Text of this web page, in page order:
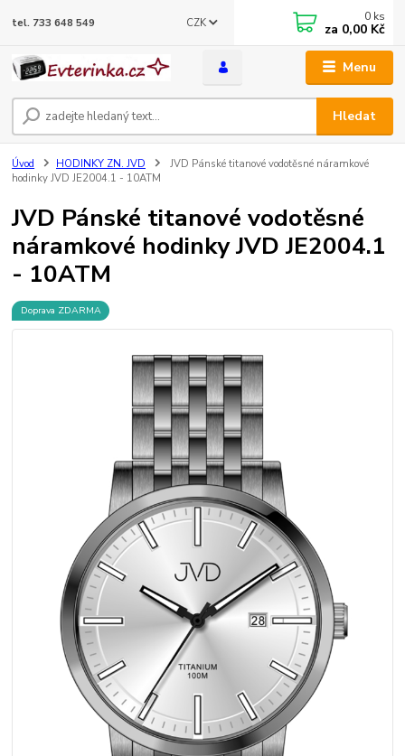
Menu
CZK
Hledat
tel. 733 648 549 0 ks
za 0,00 Kč
Úvod HODINKY ZN. JVD
JVD Pánské titanové vodotěsné náramkové
hodinky JVD JE2004.1 - 10ATM
JVD Pánské titanové vodotěsné
náramkové hodinky JVD JE2004.1
- 10ATM
Doprava ZDARMA